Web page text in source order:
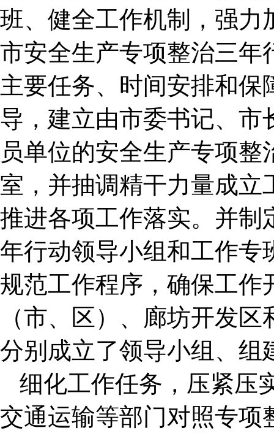
班、健全工作机制，强力
市安全生产专项整治三年
主要任务、时间安排和
导，建立由市委书记、市
员单位的安全生产专项
室，并抽调精干力量成立
推进各项工作落实。并制
年行动领导小组和工作专
规范工作程序，确保工作
（市、区）、廊坊开发
分别成立了领导小组、组
细化工作任务，压紧压
交通运输等部门对照专项